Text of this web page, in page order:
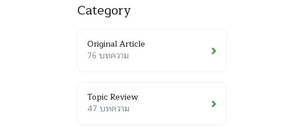
Category
Original Article
76 บทความ
Topic Review
47 บทความ